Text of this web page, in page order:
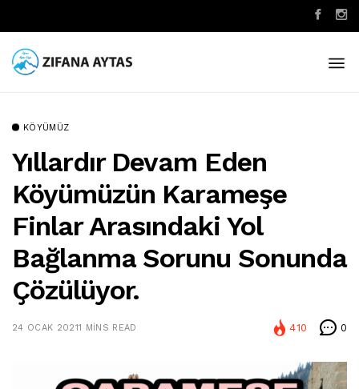
KÖYÜMÜZ
Yıllardır Devam Eden
Köyümüzün Karameşe
Finlar Arasındaki Yol
Bağlanma Sorunu Sonunda
Çözülüyor.
24 OCAK 20211 MINS READ 410 0